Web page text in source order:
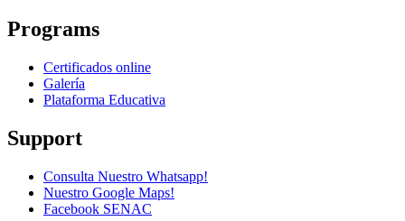
Programs
Certificados online
Galería
Plataforma Educativa
Support
Consulta Nuestro Whatsapp!
Nuestro Google Maps!
Facebook SENAC